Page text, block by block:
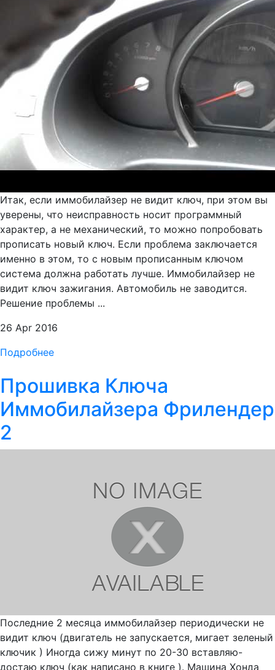
Итак, если иммобилайзер не видит ключ, при этом вы
уверены, что неисправность носит программный
характер, а не механический, то можно попробовать
прописать новый ключ. Если проблема заключается
именно в этом, то с новым прописанным ключом
система должна работать лучше. Иммобилайзер не
видит ключ зажигания. Автомобиль не заводится.
Решение проблемы ...
26 Apr 2016
Подробнее
Прошивка Ключа
Иммобилайзера Фрилендер
2
Последние 2 месяца иммобилайзер периодически не
видит ключ (двигатель не запускается, мигает зеленый
ключик ) Иногда сижу минут по 20-30 вставляю-
достаю ключ (как написано в книге ). Машина Хонда